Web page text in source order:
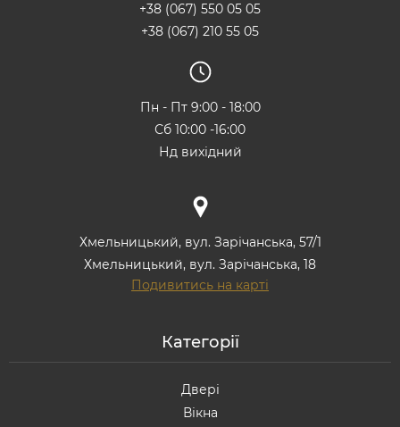
+38 (067) 550 05 05
+38 (067) 210 55 05
Пн - Пт 9:00 - 18:00
Сб 10:00 -16:00
Нд вихідний
Хмельницький, вул. Зарічанська, 57/1
Хмельницький, вул. Зарічанська, 18
Подивитись на карті
Категорії
Двері
Вікна